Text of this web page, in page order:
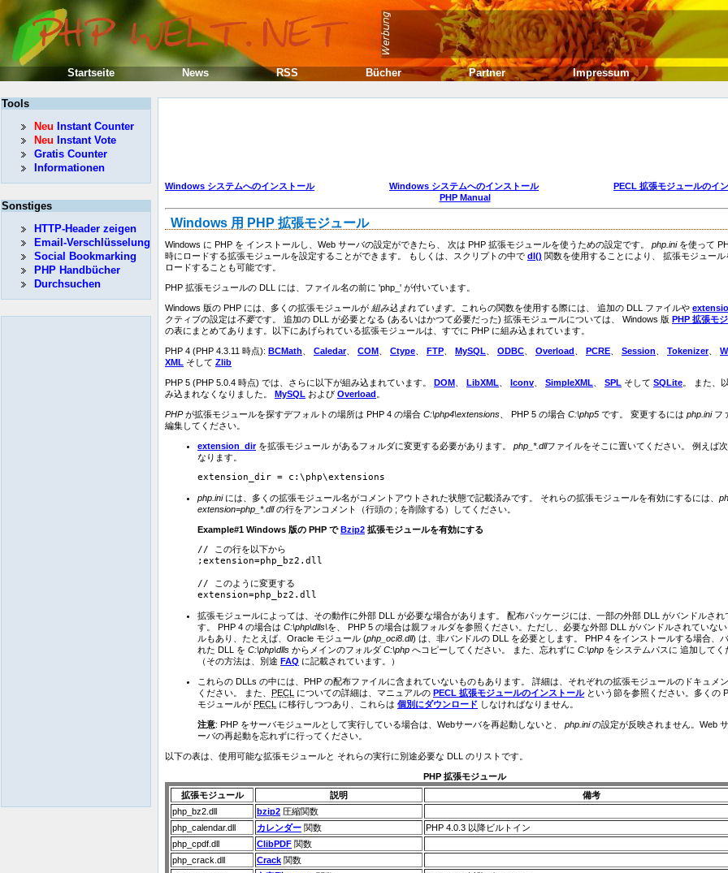
Windows システムへのインストール PECL 拡張モジュールのイ
Windows システムへのインストール
PHP Manual
Windows 用 PHP 拡張モジュール
Windows に PHP を インストールし、Web サーバの設定ができたら、 次は PHP 拡張モジュールを使うための設定です。 php.iniを使って
時にロードする拡張モジュールを設定することができます。 もしくは、スクリプトの中で dl() 関数を使用することにより、 拡張モジュール
ロードすることも可能です。
PHP 拡張モジュールの DLL には、ファイル名の前に 'php_' が付いています。
Windows 版の PHP には、多くの拡張モジュールが 組み込まれています。これらの関数を使用する際には、 追加の DLL ファイルや
クティブの設定は不要です。 追加の DLL が必要となる (あるいはかつて必要だった) 拡張モジュールについては、 Windows 版 PHP 拡張モ
の表にまとめてあります。以下にあげられている拡張モジュールは、すでに PHP に組み込まれています。
PHP 4 (PHP 4.3.11 時点): BCMath Caledar、 COM Ctype FTP MySQL ODBC Overload PCRE Session Tokenizer、
XML そして Zlib
PHP 5 (PHP 5.0.4 時点) では、さらに以下が組み込まれています。 DOM LibXML Iconv SimpleXML SPL そして SQLite。 また、
み込まれなくなりました。 MySQL および Overload 。
PHPが拡張モジュールを探すデフォルトの場所は PHP 4 の場合 C:\php4\extensions 、 PHP 5 の場合 C:\php5 です。 変更するには php.iniフ
編集してください。
extension_dirを拡張モジュール があるフォルダに変更する必要があります。 php_*.dllファイルをそこに置いてください。 例えば
なります。
php.iniには、多くの拡張モジュール名がコメントアウトされた状態で記載済みです。 それらの拡張モジュールを有効にするには、
extension=php_*.dllの行をアンコメント（行頭の ; を削除する）してください。
Example#1 Windows 版の PHP でBzip2 拡張モジュールを有効にする
// この行を以下から
;extension=php_bz2.dll
// このように変更する
拡張モジュールによっては、その動作に外部 DLL が必要な場合があります。 配布パッケージには、一部の外部 DLL がバンドルされ
す。 PHP 4 の場合は C:\php\dlls\を、 PHP 5 の場合は親フォルダを参照ください。ただし、必要な外部 DLL がバンドルされていな
ルもあり、たとえば、Oracle モジュール (php_oci8.dll) は、非バンドルの DLL を必要とします。 PHP 4 をインストールする場合、
れた DLL を C:\php\dlls からメインのフォルダ C:\php へコピーしてください。 また、忘れずに C:\php をシステムパスに 追加してく
（その方法は、別途 FAQ に記載されています。）
これらの DLLs の中には、PHP の配布ファイルに含まれていないものもあります。 詳細は、それぞれの拡張モジュールのドキュメ
ください。 また、 PECL についての詳細は、マニュアルの PECL 拡張モジュールのインストールという節を参照ください。多くの
モジュールが PECL に移行しつつあり、これらは 個別にダウンロード しなければなりません。
注意: PHP をサーバモジュールとして実行している場合は、Webサーバを再起動しないと、 php.iniの設定が反映されません。Web サ
ーバの再起動を忘れずに行ってください。
以下の表は、使用可能な拡張モジュールと それらの実行に別途必要な DLL のリストです。
PHP 拡張モジュール
拡張モジュール
説明
備考
php_bz2.dll
bzip2 圧縮関数
php_calendar.dll
カレンダー 関数
PHP 4.0.3 以降ビルトイン
php_cpdf.dll
ClibPDF 関数
php_crack.dll
Crack 関数
Tools
Neu Instant Counter
Neu Instant Vote
Gratis Counter
Informationen
Sonstiges
HTTP-Header zeigen
Email-Verschlüsselung
Social Bookmarking
PHP Handbücher
Durchsuchen
Startseite News RSS Bücher Partner Impressum